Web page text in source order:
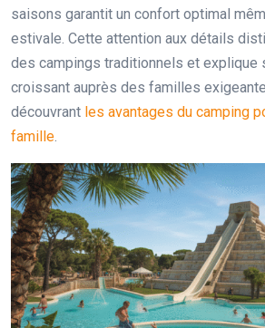
saisons garantit un confort optimal
estivale. Cette attention aux détails
des campings traditionnels et explique
croissant auprès des familles
découvrant les avantages du camping
famille.